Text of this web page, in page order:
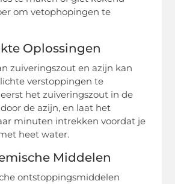
om vetophopingen te
Oplossingen
zuiveringszout en azijn kan
verstoppingen te
het zuiveringszout in de
de azijn, en laat het
minuten intrekken voordat je
heet water.
Middelen
ontstoppingsmiddelen